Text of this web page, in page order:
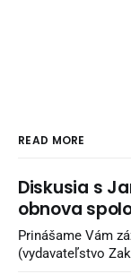
READ MORE
Diskusia s
obnova
Prinášame Vám
(vydavateľstvo